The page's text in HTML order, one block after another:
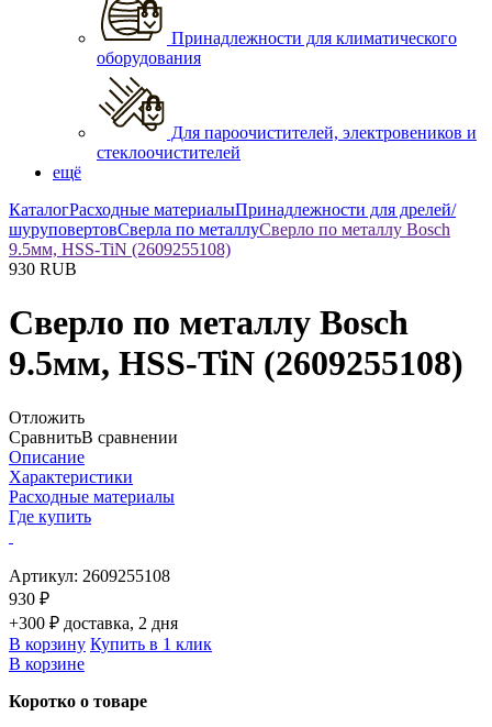
Принадлежности для климатического
оборудования
Для пароочистителей, электровеников и
стеклоочистителей
ещё
КаталогРасходные материалыПринадлежности для дрелей/
шуруповертовСверла по металлуСверло по металлу Bosch
9.5мм, HSS-TiN (2609255108)
930 RUB
Сверло по металлу Bosch
9.5мм, HSS-TiN (2609255108)
Отложить
СравнитьВ сравнении
Описание
Характеристики
Расходные материалы
Где купить
Артикул: 2609255108
930 ₽
+300 ₽ доставка, 2 дня
В корзину Купить в 1 клик
В корзине
Коротко о товаре